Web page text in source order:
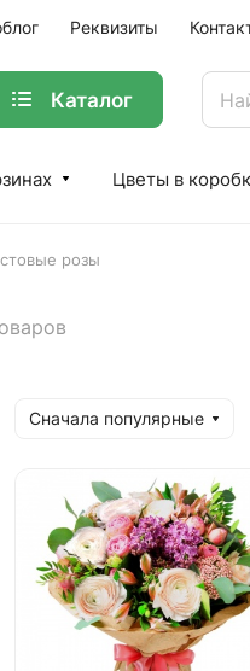
Реквизиты
Каталог
Цветы в
розы
Сначала популярные